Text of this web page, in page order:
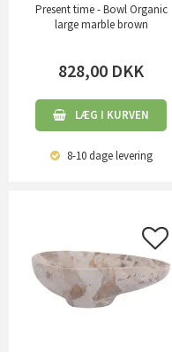
Present time - Bowl Organic
large marble brown
828,00 DKK
LÆG I KURVEN
8-10 dagelevering